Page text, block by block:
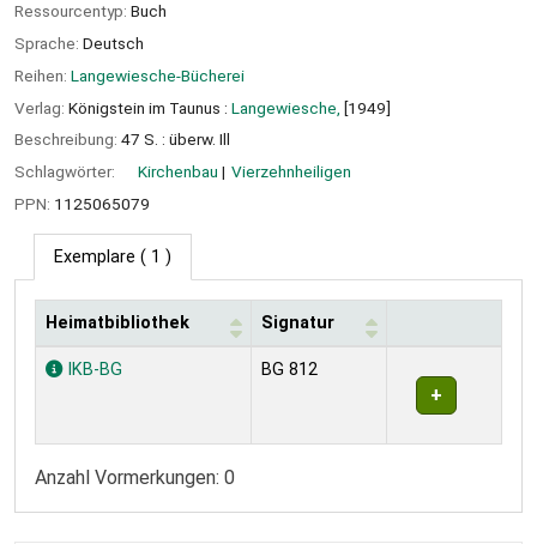
Ressourcentyp: Buch
Sprache: Deutsch
Reihen: Langewiesche-Bücherei
Verlag: Königstein im Taunus : Langewiesche, [1949]
Beschreibung: 47 S. : überw. Ill
Schlagwörter:
Kirchenbau
Vierzehnheiligen
PPN: 1125065079
Exemplare ( 1 )
Exemplare
Heimatbibliothek Signatur
IKB-BG BG 812
Anzahl Vormerkungen: 0